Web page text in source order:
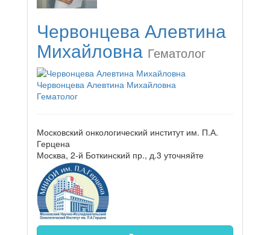
Червонцева Алевтина
Михайловна Гематолог
Червонцева Алевтина Михайловна
Гематолог
Московский онкологический институт им. П.А.
Герцена
Москва, 2-й Боткинский пр., д.3 уточняйте